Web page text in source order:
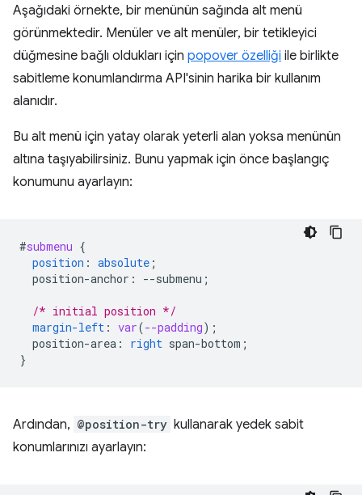
Aşağıdaki örnekte, bir menünün sağında alt menü
görünmektedir. Menüler ve alt menüler, bir tetikleyici
düğmesine bağlı oldukları için popover özelliği ile birlikte
sabitleme konumlandırma API'sinin harika bir kullanım
alanıdır.
Bu alt menü için yatay olarak yeterli alan yoksa menünün
altına taşıyabilirsiniz. Bunu yapmak için önce başlangıç
konumunu ayarlayın:
#submenu {
position : absolute ;
position-anchor : --submenu ;
/* initial position */
margin-left : var(--padding);
position-area : right span-bottom ;
}
Ardından, @position-try kullanarak yedek sabit
konumlarınızı ayarlayın: